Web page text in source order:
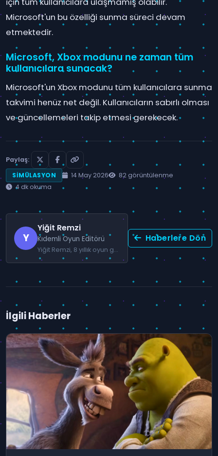
Microsoft'un bu özelliği sunma süreci devam
etmektedir.
Microsoft, Xbox modunu ne zaman tüm
kullanıcılara sunacak?
Microsoft'un Xbox modunu tüm kullanıcılara sunma
takvimi henüz net değil. Kullanıcıların sabırlı olması
ve güncellemeleri takip etmesi gerekecek.
Paylaş:
SIMÜLASYON
14 May 2026
82 görüntülenme
4 dk okuma
Y
Yiğit Remzi
Kıdemli Oyun Editörü
Yiğit Remzi, 8 yıllık oyun gazeteciliği deneyimiyle AAA yapımlar ve Türkiye oyun sektörünü yakından takip etmektedir.
Haberlere Dön
İlgili Haberler